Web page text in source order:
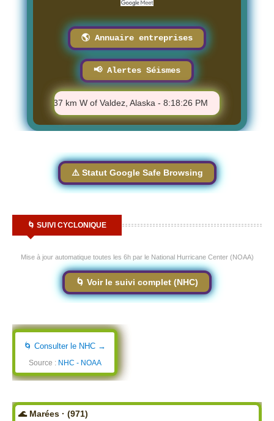
🌎 Annuaire entreprises
📢 Alertes Séismes
M 1.2 - 37 km W of Valdez, Alaska - 8:18:26 PM
⚠️ Statut Google Safe Browsing
🌀 SUIVI CYCLONIQUE
Mise à jour automatique toutes les 6h par le National Hurricane Center (NOAA)
🌀 Voir le suivi complet (NHC)
🌀 Consulter le NHC →
Source : NHC - NOAA
🌊 Marées · (971)